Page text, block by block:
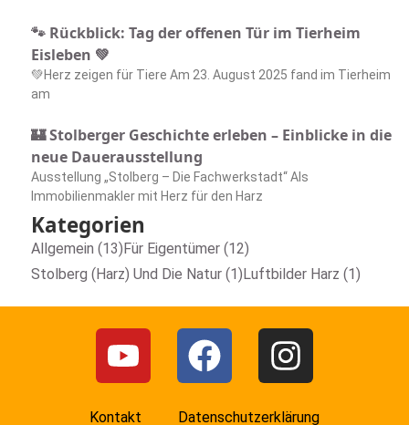
🐾 Rückblick: Tag der offenen Tür im Tierheim
Eisleben 💚
💚Herz zeigen für Tiere Am 23. August 2025 fand im Tierheim
am
🏰 Stolberger Geschichte erleben – Einblicke in die
neue Dauerausstellung
Ausstellung „Stolberg – Die Fachwerkstadt“ Als
Immobilienmakler mit Herz für den Harz
Kategorien
Allgemein (13)Für Eigentümer (12)
Stolberg (Harz) Und Die Natur (1)Luftbilder Harz (1)
Kontakt Datenschutzerklärung